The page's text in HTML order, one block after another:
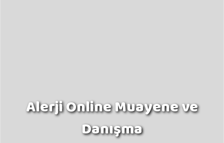
Alerji Online Muayene ve
Danışma